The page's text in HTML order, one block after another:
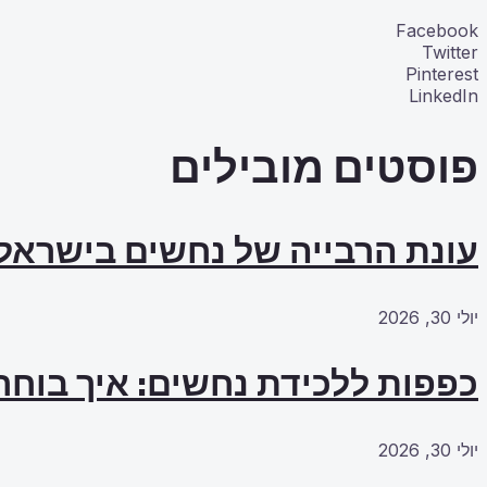
Facebook
Twitter
Pinterest
LinkedIn
פוסטים מובילים
עונת הרבייה של נחשים
יולי 30, 2026
כפפות ללכידת נחשים: איך
יולי 30, 2026